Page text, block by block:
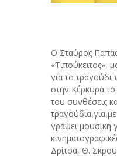
Ο Σταύρος
«Τιπούκειτος»,
για το
στην Κέρκυρα
του συνθέσεις
τραγούδια για
γράψει μουσική
Δρίτσα, Θ.